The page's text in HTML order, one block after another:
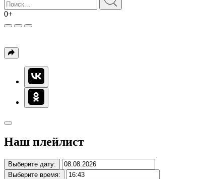
0+
Наш плейлист
Выберите дату:
Выберите время: